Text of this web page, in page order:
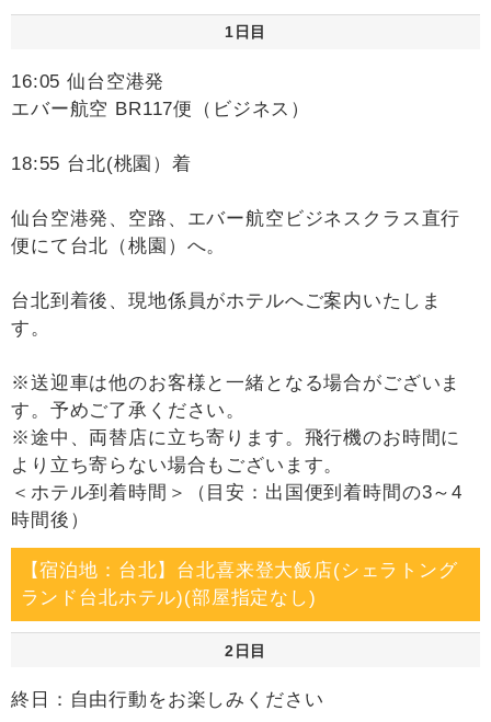
1日目
16:05 仙台空港発
エバー航空 BR117便（ビジネス）
18:55 台北(桃園）着
仙台空港発、空路、エバー航空ビジネスクラス直行
便にて台北（桃園）へ。
台北到着後、現地係員がホテルへご案内いたしま
す。
※送迎車は他のお客様と一緒となる場合がございま
す。予めご了承ください。
※途中、両替店に立ち寄ります。飛行機のお時間に
より立ち寄らない場合もございます。
＜ホテル到着時間＞（目安：出国便到着時間の3～4
時間後）
【宿泊地：台北】台北喜来登大飯店(シェラトング
ランド台北ホテル)(部屋指定なし)
2日目
終日：自由行動をお楽しみください